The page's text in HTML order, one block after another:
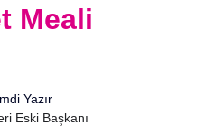
Meali
Yazır
Eski Başkanı